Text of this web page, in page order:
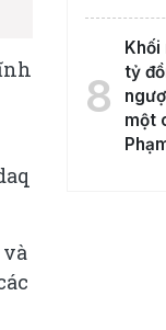
và
8
Khối
tỷ
một